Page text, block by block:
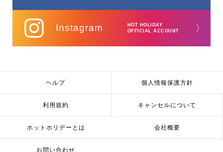
Instagram
HOT HOLIDAY
OFFICIAL ACCOUNT
〉
ヘルプ 個人情報保護方針
利用規約 キャンセルについて
ホットホリデーとは 会社概要
お問い合わせ